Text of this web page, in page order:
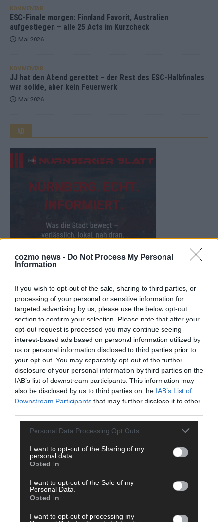
cozmo news - Do Not Process My Personal
Information
If you wish to opt-out of the sale, sharing to third parties, or
processing of your personal or sensitive information for
targeted advertising by us, please use the below opt-out
section to confirm your selection. Please note that after your
opt-out request is processed you may continue seeing
interest-based ads based on personal information utilized by
us or personal information disclosed to third parties prior to
your opt-out. You may separately opt-out of the further
disclosure of your personal information by third parties on the
IAB’s list of downstream participants. This information may
also be disclosed by us to third parties on the IAB’s List of
Downstream Participants that may further disclose it to other
Personal Data Processing Opt Outs
I want to opt-out of the Sharing of my
personal data.
Opted In
I want to opt-out of the Sale of my
Personal Data.
Opted In
I want to opt-out of processing my
KOMMENTAR
ESC-Finale morgen: Finnland Favorit, Australien
aufgestiegen – alle 25 Acts im Kurzcheck
Mai 2026
KOMMENTAR
JJ hat den Abend gerettet – der Rest des ESC-Halbfinales
war solide, aber kein Feuerwerk
Mai 2026
AD
WERBE BEI UNS!